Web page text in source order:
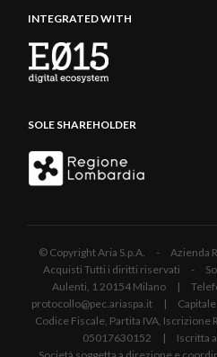
INTEGRATED WITH
SOLE SHAREHOLDER
© Copyright Aria S.p.A. - Azienda
Acquisti Tutti i diritti riservati -
Aulenti, 1 20154 Milano |
protocollo@pec.ariaspa.it |
Codice Fiscale, Partita IVA,
05017630152 | Iscritta al